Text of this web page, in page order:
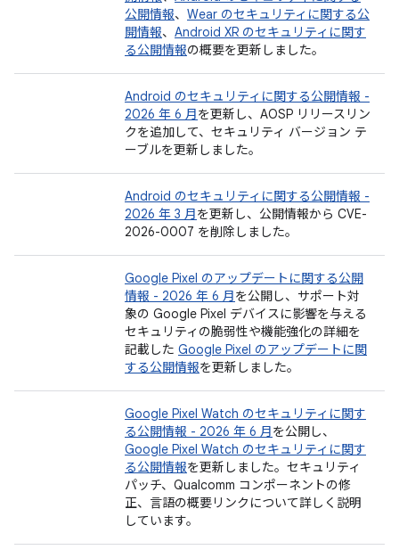
公開情報、 Wear のセキュリティに関する公
開情報、 Android XR のセキュリティに関す
る公開情報の概要を更新しました。
Android のセキュリティに関する公開情報 -
2026 年 6 月を更新し、AOSP リリースリン
クを追加して、セキュリティ バージョン テ
ーブルを更新しました。
Android のセキュリティに関する公開情報 -
2026 年 3 月を更新し、公開情報から CVE-
2026-0007 を削除しました。
Google Pixel のアップデートに関する公開
情報 - 2026 年 6 月を公開し、サポート対
象の Google Pixel デバイスに影響を与える
セキュリティの脆弱性や機能強化の詳細を
記載した Google Pixel のアップデートに関
する公開情報を更新しました。
Google Pixel Watch のセキュリティに関す
る公開情報 - 2026 年 6 月を公開し、
Google Pixel Watch のセキュリティに関す
る公開情報を更新しました。セキュリティ
パッチ、Qualcomm コンポーネントの修
正、言語の概要リンクについて詳しく説明
しています。